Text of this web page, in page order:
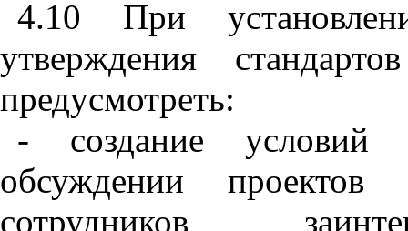
4.10
При
утверждения
стандартов
предусмотреть:
- создание
условий
обсуждении
проектов
сотрудников